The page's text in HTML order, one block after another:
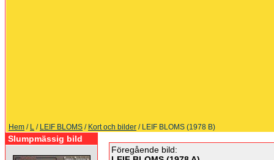
Hem / L / LEIF BLOMS / Kort och bilder / LEIF BLOMS (1978 B)
Slumpmässig bild
Föregående bild: